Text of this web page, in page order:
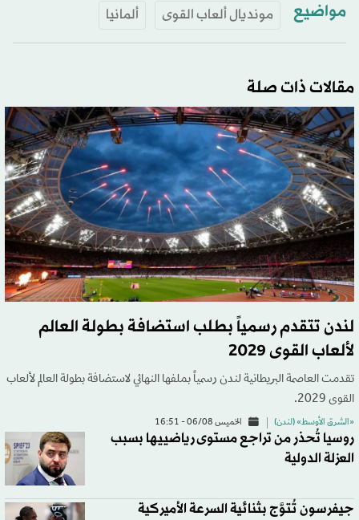
مواضيع مونديال ألعاب القوى ألمانيا
مقالات ذات صلة
لندن تتقدم رسمياً بطلب استضافة بطولة العالم
لألعاب القوى 2029
تقدمت العاصمة البريطانية لندن رسمياً بملفها النهائي لاستضافة بطولة العالم لألعاب
القوى 2029.
«الشرق الأوسط» (لندن) الخميس 06/08 - 16:51
روسيا تُحذر من تراجع مستوى رياضييها بسبب
العزلة الدولية
جيفرسون تُتوَّج بثنائية السرعة الأميركية